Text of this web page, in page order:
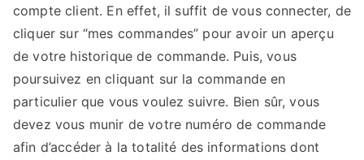
compte client. En effet, il suffit de vous connecter, de
cliquer sur “mes commandes” pour avoir un aperçu
de votre historique de commande. Puis, vous
poursuivez en cliquant sur la commande en
particulier que vous voulez suivre. Bien sûr, vous
devez vous munir de votre numéro de commande
afin d’accéder à la totalité des informations dont